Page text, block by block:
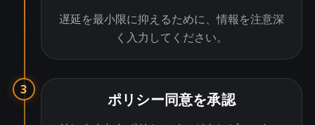
遅延を最小限に抑えるために、情報を注意深
く入力してください。
3
ポリシー同意を承認